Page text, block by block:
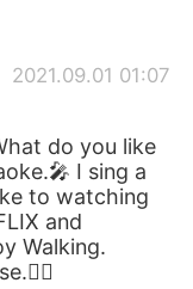
2021.09.01 01:07
do you like
I sing a
to watching
and
Walking.